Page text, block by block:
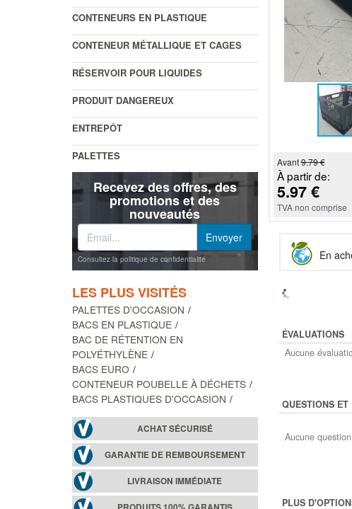
CONTENEURS EN PLASTIQUE
CONTENEUR MÉTALLIQUE ET CAGES
RÉSERVOIR POUR LIQUIDES
PRODUIT DANGEREUX
ENTREPÔT
PALETTES
Recevez des offres, des
promotions et des
nouveautés
Consultez la politique de confidentialité
LES PLUS VISITÉS
PALETTES D'OCCASION
BACS EN PLASTIQUE
BAC DE RÉTENTION EN
POLYÉTHYLÈNE
BACS EURO
CONTENEUR POUBELLE À DÉCHETS
BACS PLASTIQUES D'OCCASION
ACHAT SÉCURISÉ
GARANTIE DE REMBOURSEMENT
LIVRAISON IMMÉDIATE
Avant9.79 €
À partir de:
5.97 €
TVA non comprise
En
ÉVALUATIONS
Aucune
QUESTIONS ET
Aucune
PLUS